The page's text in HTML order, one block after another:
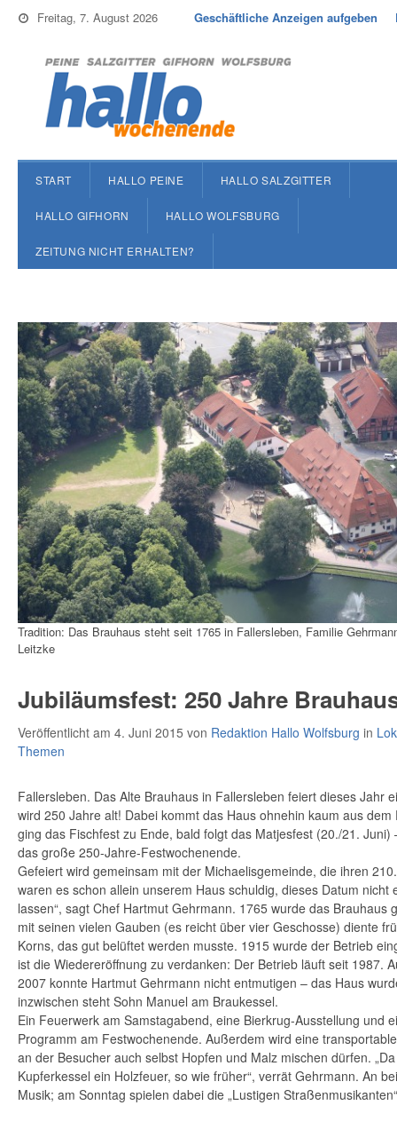
Freitag, 7. August 2026 Geschäftliche Anzeigen aufgeben
START HALLO PEINE HALLO SALZGITTER
HALLO GIFHORN HALLO WOLFSBURG
ZEITUNG NICHT ERHALTEN?
Tradition: Das Brauhaus steht seit 1765 in Fallersleben, Familie
Leitzke
Jubiläumsfest: 250 Jahre
Veröffentlicht am 4. Juni 2015 von Redaktion Hallo Wolfsburg in
Themen
Fallersleben. Das Alte Brauhaus in Fallersleben feiert dieses Jahr
wird 250 Jahre alt! Dabei kommt das Haus ohnehin kaum aus
ging das Fischfest zu Ende, bald folgt das Matjesfest (20./21.
das große 250-Jahre-Festwochenende.
Gefeiert wird gemeinsam mit der Michaelisgemeinde, die ihren
waren es schon allein unserem Haus schuldig, dieses Datum nicht
lassen“, sagt Chef Hartmut Gehrmann. 1765 wurde das Brauhaus
mit seinen vielen Gauben (es reicht über vier Geschosse) diente
Korns, das gut belüftet werden musste. 1915 wurde der Betrieb
ist die Wiedereröffnung zu verdanken: Der Betrieb läuft seit 1987.
2007 konnte Hartmut Gehrmann nicht entmutigen – das Haus
inzwischen steht Sohn Manuel am Braukessel.
Ein Feuerwerk am Samstagabend, eine Bierkrug-Ausstellung und
Programm am Festwochenende. Außerdem wird eine
an der Besucher auch selbst Hopfen und Malz mischen dürfen.
Kupferkessel ein Holzfeuer, so wie früher“, verrät Gehrmann. An
Musik; am Sonntag spielen dabei die „Lustigen